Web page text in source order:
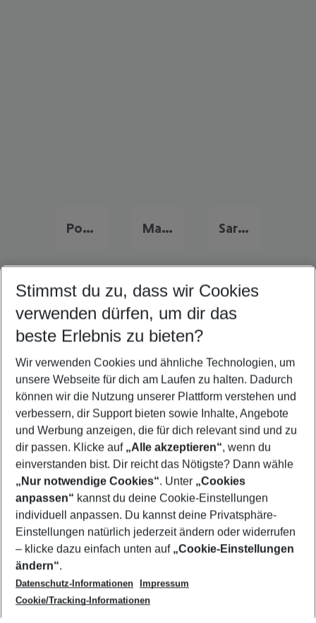
Portugal Familienurlaub Malta Familienurlaub Sardinien Familienurlaub
Quicklinks
Flug & Hotel Calas de Mallorca
Frübucher Angebote Calas de Mallorca für 2026
Last Minute Calas de Mallorca
Pauschalreisen Calas de Mallorca
Urlaub Calas de Mallorca
Footer
Footer navigation
Über uns
AGB
Bestpreisgarantie
Cookie-Einstellungen ändern
Cookie-Richtlinie
Agenturbetreuung
Barrierefreies Reisen
Folge uns
Stimmst du zu, dass wir Cookies
verwenden dürfen, um dir das
beste Erlebnis zu bieten?
Wir verwenden Cookies und ähnliche Technologien, um
unsere Webseite für dich am Laufen zu halten. Dadurch
können wir die Nutzung unserer Plattform verstehen und
verbessern, dir Support bieten sowie Inhalte, Angebote
und Werbung anzeigen, die für dich relevant sind und zu
dir passen. Klicke auf „Alle akzeptieren“, wenn du
einverstanden bist. Dir reicht das Nötigste? Dann wähle
„Nur notwendige Cookies“. Unter „Cookies
anpassen“ kannst du deine Cookie-Einstellungen
individuell anpassen. Du kannst deine Privatsphäre-
Einstellungen natürlich jederzeit ändern oder widerrufen
– klicke dazu einfach unten auf „Cookie-Einstellungen
ändern“.
Datenschutz-Informationen
Impressum
Cookie/Tracking-Informationen